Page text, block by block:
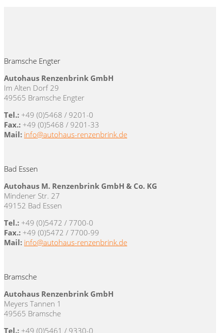
Bramsche Engter
Autohaus Renzenbrink GmbH
Im Alten Dorf 29
49565 Bramsche Engter
Tel.: +49 (0)5468 / 9201-0
Fax.: +49 (0)5468 / 9201-33
Mail: info@autohaus-renzenbrink.de
Bad Essen
Autohaus M. Renzenbrink GmbH & Co. KG
Mindener Str. 27
49152 Bad Essen
Tel.: +49 (0)5472 / 7700-0
Fax.: +49 (0)5472 / 7700-99
Mail: info@autohaus-renzenbrink.de
Bramsche
Autohaus Renzenbrink GmbH
Meyers Tannen 1
49565 Bramsche
Tel.: +49 (0)5461 / 9330-0